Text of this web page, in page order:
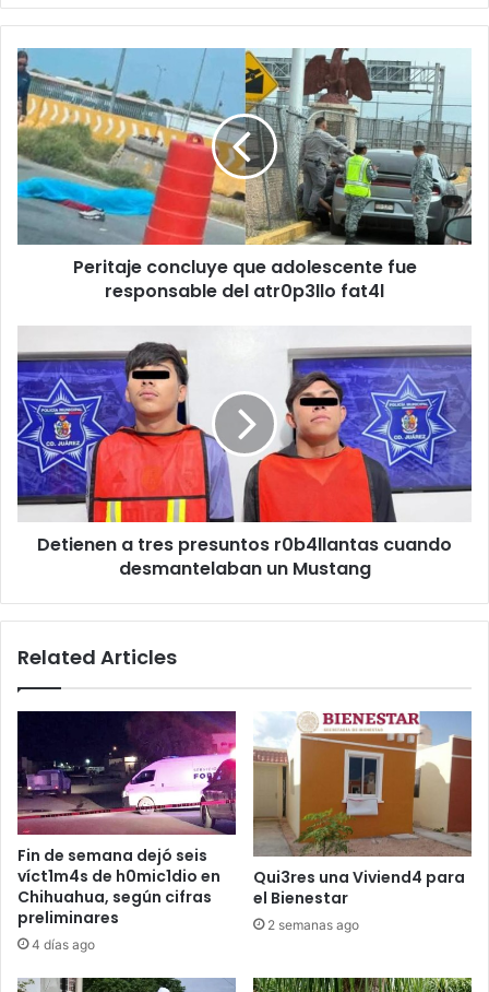
Peritaje
concluye
que
adolescente
fue
responsable
del
atr0p3llo
fat4l
Peritaje concluye que adolescente fue
responsable del atr0p3llo fat4l
a
tres
presuntos
r0b4llantas
cuando
desmantelaban
un
Mustang
Detienen a tres presuntos r0b4llantas cuando
desmantelaban un Mustang
Related Articles
Fin de semana dejó seis
víct1m4s de h0mic1dio en
Chihuahua, según cifras
preliminares
4 días ago
Qui3res una Viviend4 para
el Bienestar
2 semanas ago